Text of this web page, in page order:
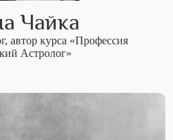
Чайка
автор курса «Профессия
Астролог»